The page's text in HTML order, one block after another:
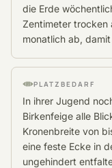
die Erde
Zentimeter trocken
monatlich ab,
PLATZBEDARF
In ihrer Jugend
Birkenfeige alle
Kronenbreite von
eine feste Ecke in
ungehindert